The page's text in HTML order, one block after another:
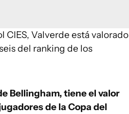
CIES, Valverde está valorado
del ranking de los
Bellingham, tiene el valor
de la Copa del